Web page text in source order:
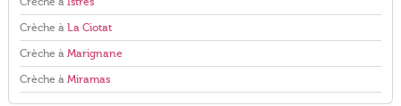
Crèche à La Ciotat
Crèche à Marignane
Crèche à Miramas